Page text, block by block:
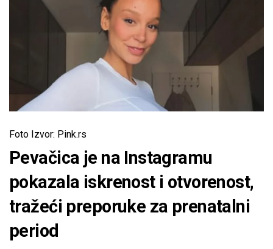
Foto Izvor: Pink.rs
Pevačica je na Instagramu
pokazala iskrenost i otvorenost,
tražeći preporuke za prenatalni
period